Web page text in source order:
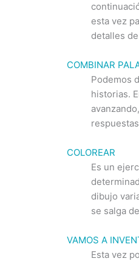
esta vez
detalles
COMBINAR
Podemos
historias.
COLOREAR
Es un
dibujo
se salga
VAMOS A
Esta vez